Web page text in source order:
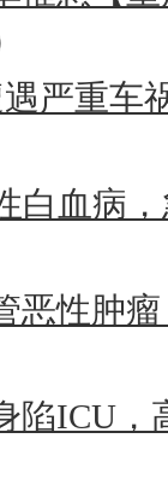
严重车
白血病
恶性肿
陷ICU